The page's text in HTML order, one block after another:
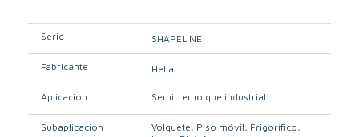
Serie SHAPELINE
Fabricante Hella
Aplicación Semirremolque industrial
Subaplicación Volquete Piso móvil Frigorífico